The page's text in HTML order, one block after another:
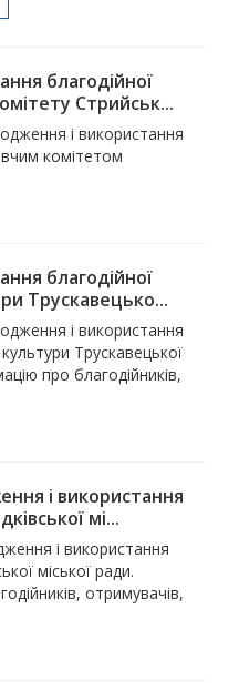
благодійної
Стрийськ...
і використання
комітетом
благодійної
Трускавецько...
і використання
Трускавецької
про благодійників,
і використання
мі...
і використання
міської ради.
отримувачів,